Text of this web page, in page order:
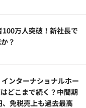
万人突破！新社長で
？
ンターナショナルホー
どこまで続く？中間期
免税売上も過去最高